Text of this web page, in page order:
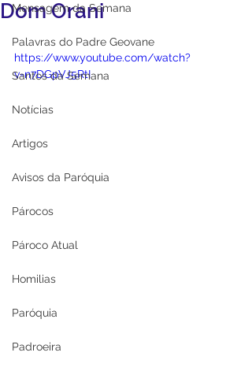
Mensagem da Semana
Palavras do Padre Geovane
Santos da Semana
Notícias
Artigos
Avisos da Paróquia
Párocos
Pároco Atual
Homilias
Paróquia
Padroeira
Dom Orani
https://www.youtube.com/watch?
v=n7DGpVJ5RtI